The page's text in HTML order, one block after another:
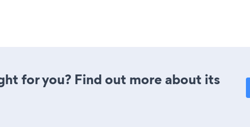
for you? Find out more about its